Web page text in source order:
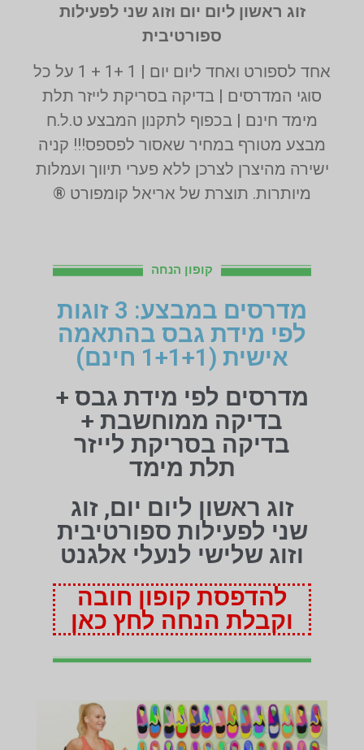
זוג ראשון ליום יום וזוג שני לפעילות
ספורטיבית
אחד לספורט ואחד ליום יום | 1 +1 + 1 על כל
סוגי המדרסים | בדיקה בסריקת לייזר תלת
מימד חינם | בכפוף לתקנון המבצע ט.ל.ח
מבצע מטורף במחיר שאסור לפספס!!! קניה
ישירה מהיצרן לצרכן ללא פערי תיווך ועמלות
מיותרות. תוצרת של אריאל קומפורט ®
קופון הנחה
מדרסים במבצע: 3 זוגות
לפי מידת גבס בהתאמה
אישית (1+1+1 חינם)
מדרסים לפי מידת גבס +
בדיקה ממוחשבת +
בדיקה בסריקת לייזר
תלת מימד
זוג ראשון ליום יום, זוג
שני לפעילות ספורטיבית
וזוג שלישי לנעלי אלגנט
להדפסת קופון חובה
וקבלת הנחה לחץ כאן